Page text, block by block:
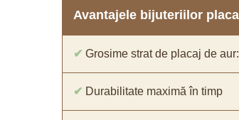
Avantajele bijuteriilor
✔ Grosime strat de placaj de
✔ Durabilitate maximă în timp